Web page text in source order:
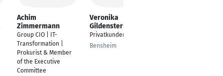
Achim
Zimmermann
Group CIO | IT-
Transformation |
Prokurist & Member
of the Executive
Committee
Veronika
Gildenstern
Privatkundenberater
Bensheim